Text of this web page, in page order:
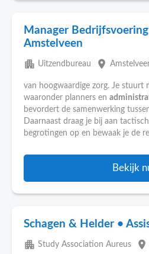
Manager
Amstelveen
apartment Uitzendbureau place
van hoogwaardige zorg. Je stuurt
waaronder planners en
bevordert de samenwerking
Daarnaast draag je bij aan
begrotingen op en bewaak je de
Bekijk
Schagen & Helder •
apartment Study Association Aureus place